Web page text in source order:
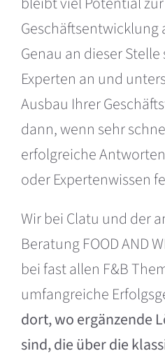
Geschäftsentwicklung
Genau an dieser
Experten an und
Ausbau Ihrer
dann, wenn sehr
erfolgreiche
oder Expertenwissen
Wir bei Clatu und der
Beratung FOOD AND
bei fast allen F&B
umfangreiche
dort, wo ergänzende
sind, die über die